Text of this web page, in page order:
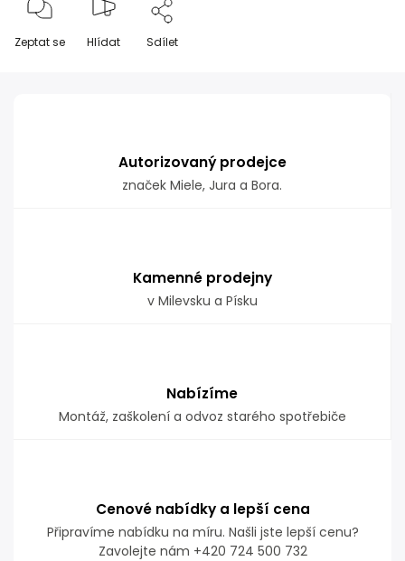
Zeptat se Hlídat Sdílet
Autorizovaný prodejce
značek Miele, Jura a Bora.
Kamenné prodejny
v Milevsku a Písku
Nabízíme
Montáž, zaškolení a odvoz starého spotřebiče
Cenové nabídky a lepší cena
Připravíme nabídku na míru. Našli jste lepší cenu?
Zavolejte nám +420 724 500 732